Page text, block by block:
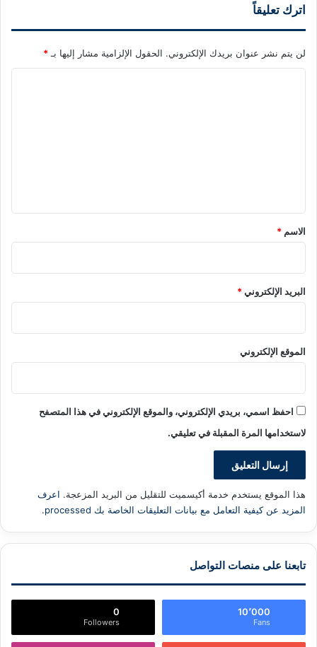
اترك تعليقاً
لن يتم نشر عنوان بريدك الإلكتروني. الحقول الإلزامية مشار إليها بـ *
*
الاسم *
البريد الإلكتروني*
الموقع الإلكتروني
احفظ اسمي، بريدي الإلكتروني، والموقع الإلكتروني في هذا المتصفح
لاستخدامها المرة المقبلة في تعليقي.
هذا الموقع يستخدم خدمة أكيسميت للتقليل من البريد المزعجة. اعرف
المزيد عن كيفية التعامل مع بيانات التعليقات الخاصة بك processed
.
تابعنا على منصات التواصل
10٬000
Fans
0
Followers